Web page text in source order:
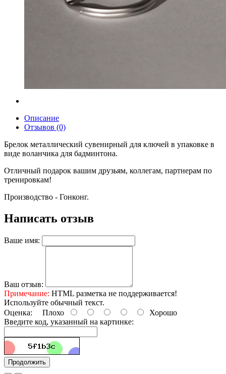
Описание
Отзывов (0)
Брелок металлический сувенирный для ключей в упаковке в
виде воланчика для бадминтона.
Отличный подарок вашим друзьям, коллегам, партнерам по
тренировкам!
Производство - Гонконг.
Написать отзыв
Ваше имя:
Ваш отзыв:
Примечание: HTML разметка не поддерживается!
Используйте обычный текст.
Оценка: Плохо
Хорошо
Введите код, указанный на картинке:
Продолжить